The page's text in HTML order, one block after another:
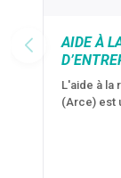
AIDE À
L'aide à la
(Arce) est